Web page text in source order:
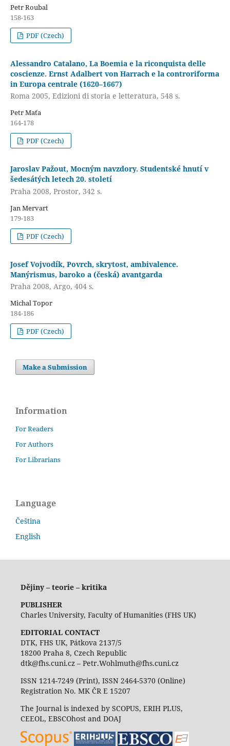
Petr Roubal
158-163
PDF (Czech)
Alessandro Catalano, La Boemia e la riconquista delle
coscienze. Ernst Adalbert von Harrach e la controriforma
in Europa centrale (1620–1667)
Roma 2005, Edizioni di storia e letteratura, 548 s.
Petr Maťa
164-178
PDF (Czech)
Jaroslav Pažout, Mocným navzdory. Studentské hnutí v
šedesátých letech 20. století
Praha 2008, Prostor, 342 s.
Jan Mervart
179-183
PDF (Czech)
Josef Vojvodík, Povrch, skrytost, ambivalence.
Manýrismus, baroko a (česká) avantgarda
Praha 2008, Argo, 404 s.
Michal Topor
184-186
PDF (Czech)
Make a Submission
Information
For Readers
For Authors
For Librarians
Language
Čeština
English
Dějiny – teorie – kritika
PUBLISHER
Charles University, Faculty of Humanities (FHS UK)
EDITORIAL CONTACT
DTK, FHS UK, Pátkova 2137/5
18200 Praha 8, Czech Republic
dtk@fhs.cuni.cz – Petr.Wohlmuth@fhs.cuni.cz
ISSN 1214-7249 (Print), ISSN 2464-5370 (Online)
Registration No. MK ČR E 15207
The Journal is indexed by SCOPUS, ERIH PLUS,
CEEOL, EBSCOhost and DOAJ